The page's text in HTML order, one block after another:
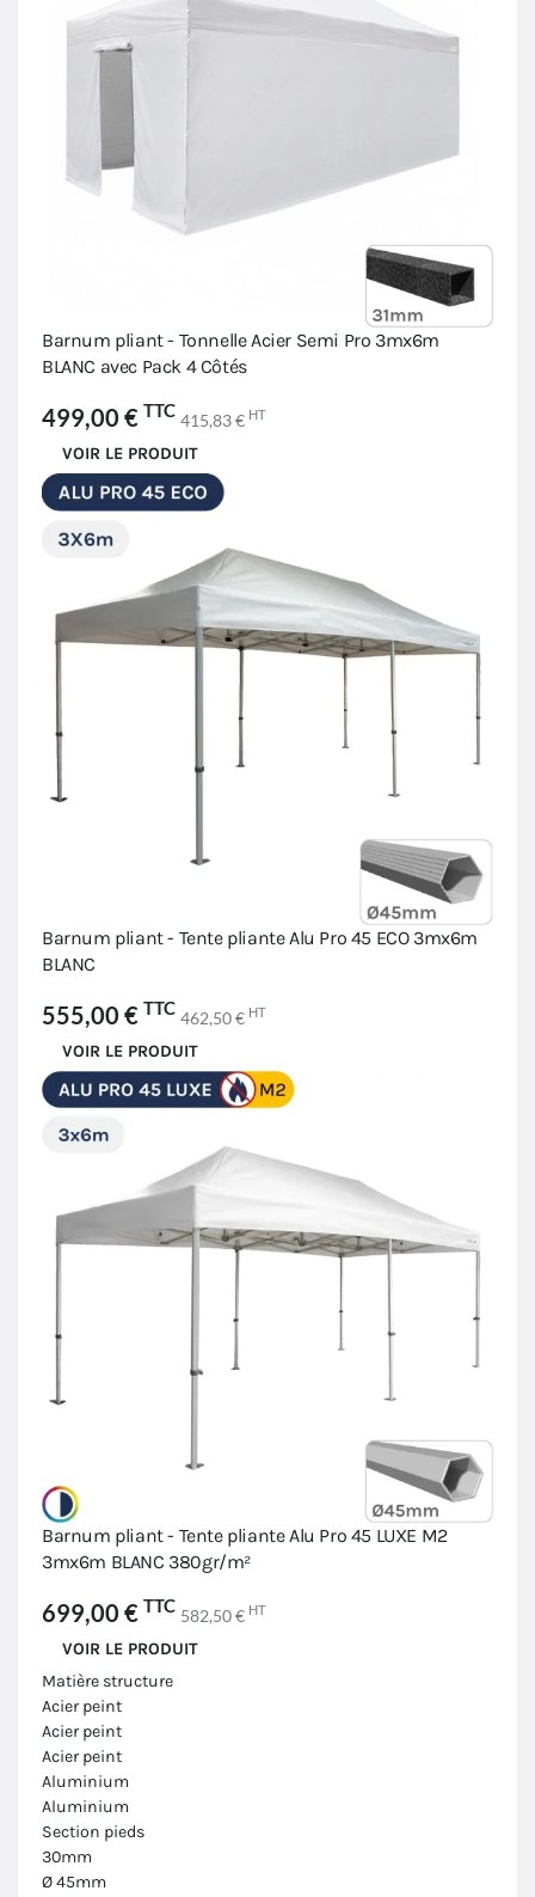
Barnum pliant - Tonnelle Acier Semi Pro 3mx6m
BLANC avec Pack 4 Côtés
499,00 € TTC 415,83 € HT
VOIR LE PRODUIT
Barnum pliant - Tente pliante Alu Pro 45 ECO 3mx6m
BLANC
555,00 € TTC 462,50 € HT
VOIR LE PRODUIT
Barnum pliant - Tente pliante Alu Pro 45 LUXE M2
3mx6m BLANC 380gr/m²
699,00 € TTC 582,50 € HT
VOIR LE PRODUIT
Matière structure
Acier peint
Acier peint
Acier peint
Aluminium
Aluminium
Section pieds
30mm
Ø 45mm